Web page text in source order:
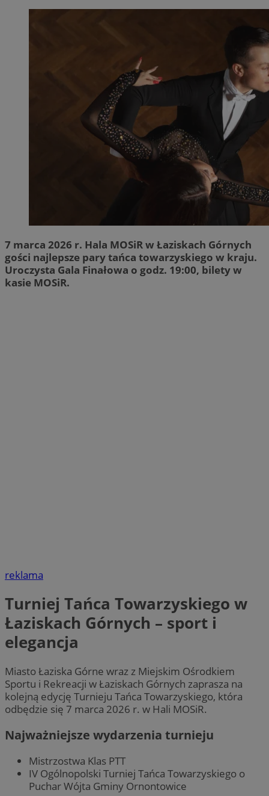
7 marca 2026 r. Hala MOSiR w Łaziskach Górnych
gości najlepsze pary tańca towarzyskiego w kraju.
Uroczysta Gala Finałowa o godz. 19:00, bilety w
kasie MOSiR.
reklama
Turniej Tańca Towarzyskiego w
Łaziskach Górnych – sport i
elegancja
Miasto Łaziska Górne wraz z Miejskim Ośrodkiem
Sportu i Rekreacji w Łaziskach Górnych zaprasza na
kolejną edycję Turnieju Tańca Towarzyskiego, która
odbędzie się 7 marca 2026 r. w Hali MOSiR.
Najważniejsze wydarzenia turnieju
Mistrzostwa Klas PTT
IV Ogólnopolski Turniej Tańca Towarzyskiego o
Puchar Wójta Gminy Ornontowice